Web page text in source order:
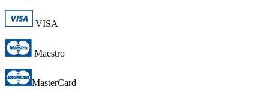
VISA
Maestro
MasterCard